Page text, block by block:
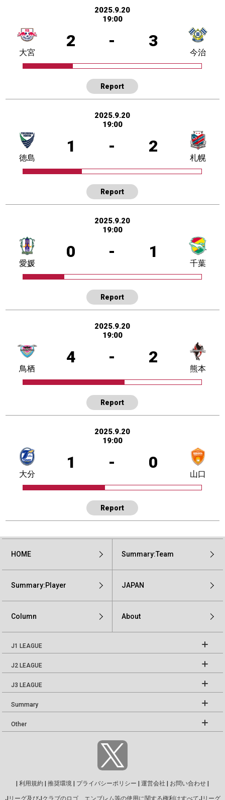
2025.9.20
19:00
2 - 3
大宮 今治
Report
2025.9.20
19:00
1 - 2
徳島 札幌
Report
2025.9.20
19:00
0 - 1
愛媛 千葉
Report
2025.9.20
19:00
4 - 2
鳥栖 熊本
Report
2025.9.20
19:00
1 - 0
大分 山口
Report
HOME Summary:Team
Summary:Player JAPAN
Column About
J1 LEAGUE
J2 LEAGUE
J3 LEAGUE
Summary
Other
利用規約 推奨環境 プライバシーポリシー 運営会社 お問い合わせ
Jリーグ及びJクラブのロゴ、エンブレム等の使用に関する権利はすべてJリーグ